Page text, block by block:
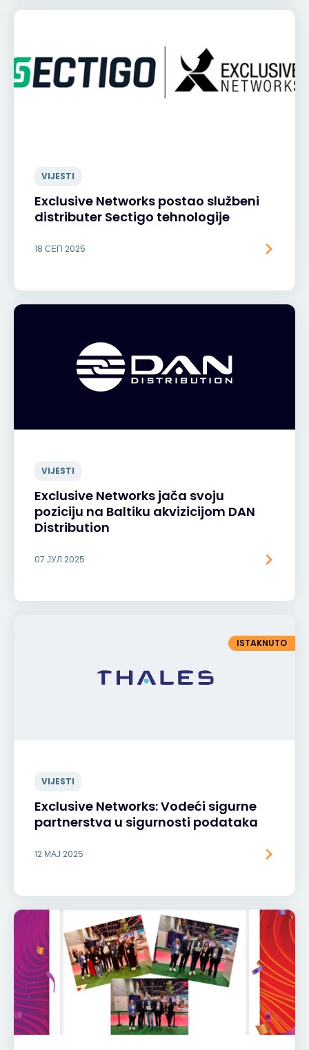
VIJESTI
Exclusive Networks postao službeni
distributer Sectigo tehnologije
18 СЕП 2025
VIJESTI
Exclusive Networks jača svoju
poziciju na Baltiku akvizicijom DAN
Distribution
07 ЈУЛ 2025
ISTAKNUTO
VIJESTI
Exclusive Networks: Vodeći sigurne
partnerstva u sigurnosti podataka
12 МАЈ 2025